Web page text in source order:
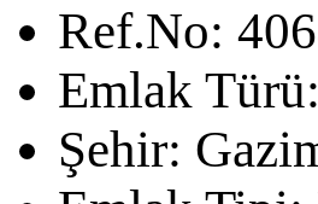
Ref.No:
Emlak Türü:
Şehir: